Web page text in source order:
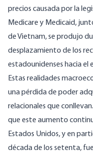
precios causada por la
Medicare y Medicaid,
de Vietnam, se produjo
desplazamiento de los
estadounidenses hacia el
Estas realidades
una pérdida de poder
relacionales que
que este aumento
Estados Unidos, y en
década de los setenta,